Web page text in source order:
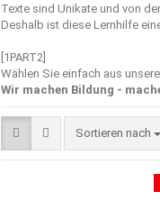
Texte sind Unikate und von
Deshalb ist diese Lernhilfe
[1PART2]
Wählen Sie einfach aus
Wir machen Bildung -
Sortieren nach
Sortieren nach